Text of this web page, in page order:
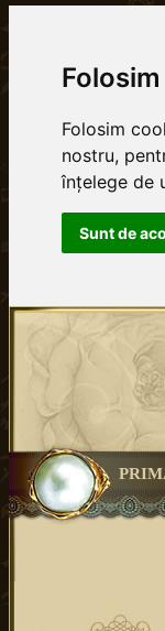
Folosim
nostru,
înțelege de
Sunt de